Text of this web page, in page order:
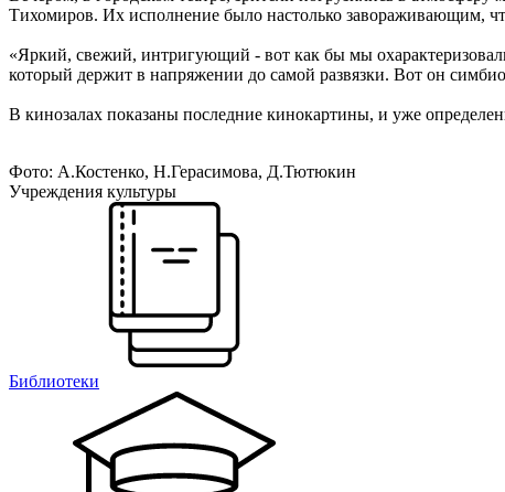
Тихомиров. Их исполнение было настолько завораживающим,
«Яркий, свежий, интригующий - вот как бы мы
который держит в напряжении до самой развязки. Вот он
В кинозалах показаны последние кинокартины, и уже
Фото: А.Костенко, Н.Герасимова, Д.Тютюкин
Учреждения культуры
Библиотеки